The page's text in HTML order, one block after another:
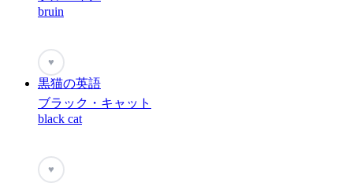
bruin
♥
黒猫の英語
ブラック・キャット
black cat
♥